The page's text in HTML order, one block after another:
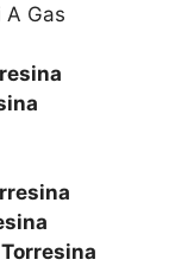
A Gas
Torresina